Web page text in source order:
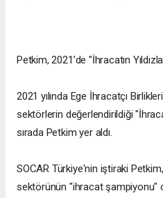
Petkim, 2021’de "İhracatın
2021 yılında Ege İhracatçı
sektörlerin değerlendirildiği
sırada Petkim yer aldı.
SOCAR Türkiye'nin iştiraki
sektörünün "ihracat şampiyonu"